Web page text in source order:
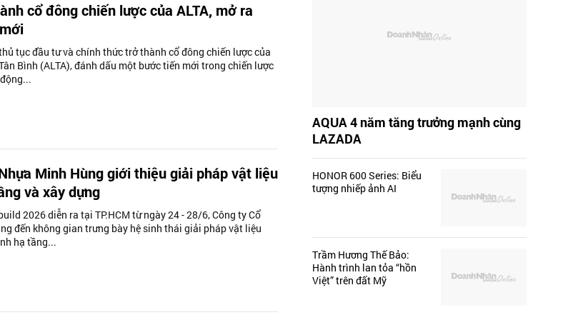
cổ đông chiến lược của ALTA, mở ra
tục đầu tư và chính thức trở thành cổ đông chiến lược của
Bình (ALTA), đánh dấu một bước tiến mới trong chiến lược
Minh Hùng giới thiệu giải pháp vật liệu
và xây dựng
2026 diễn ra tại TP.HCM từ ngày 24 - 28/6, Công ty Cổ
đến không gian trưng bày hệ sinh thái giải pháp vật liệu
hạ tầng...
AQUA 4 năm tăng trưởng mạnh cùng
LAZADA
HONOR 600 Series: Biểu
tượng nhiếp ảnh AI
Trầm Hương Thế Bảo:
Hành trình lan tỏa “hồn
Việt” trên đất Mỹ